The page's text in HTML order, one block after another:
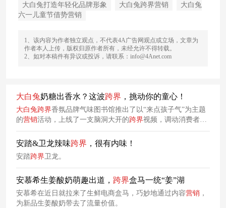
大白兔打造年轻化品牌形象 大白兔跨界营销
大白兔
六一儿童节借势营销
1、该内容为作者独立观点，不代表4A广告网观点或立场，文章为
作者本人上传，版权归原作者所有，未经允许不得转载。
2、如对本稿件有异议或投诉，请联系：info@4Anet.com
大白兔奶糖出香水？这波跨界 ，挑动你的童心！
大白兔跨界香氛品牌气味图书馆推出了以“来点孩子气”为主题
的营销活动，上线了一支脑洞大开的跨界视频，调动消费者情
怀，打造品牌经典
安踏&卫龙辣味跨界 ，很有内味！
安踏跨界卫龙。
安慕希生姜酸奶萌趣出道， 跨界盒马一统“姜”湖
安慕希在近日就拉来了生鲜电商盒马，巧妙地通过内容营销 ，
为新品生姜酸奶带去了流量价值。